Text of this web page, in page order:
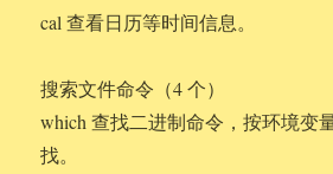
cal 查看日历等时间信息。
搜索文件命令（4 个）
which 查找二进制命令，按环境变
找。